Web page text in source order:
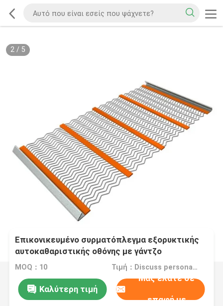
2/ 5
Επικονικευμένο συρματόπλεγμα εξορυκτικής
αυτοκαθαριστικής οθόνης με γάντζο
MOQ：10 Τιμή：Discuss personally
Καλύτερη τιμή
Μας ελάτε σε
επαφή με